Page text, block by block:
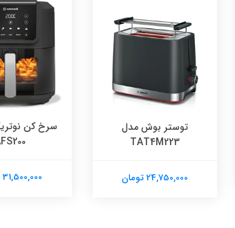
توستر بوش مدل
سرخ کن نوتریکوک مدل